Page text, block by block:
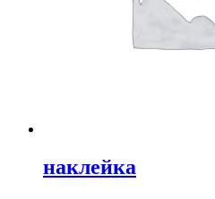
наклейка